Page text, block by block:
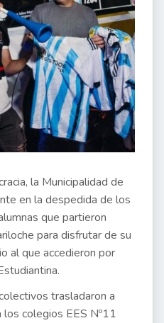
la Municipalidad de
en la despedida de los
que partieron
para disfrutar de su
al que accedieron por
trasladaron a
colegios EES Nº11